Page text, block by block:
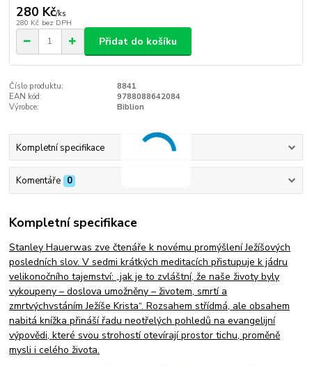
280 Kč/ks
280 Kč bez DPH
Přidat do košíku
Číslo produktu:
8841
EAN kód:
9788088642084
Výrobce:
Biblion
Kompletní specifikace
Komentáře 0
Kompletní specifikace
Stanley Hauerwas zve čtenáře k novému promýšlení Ježíšových
posledních slov. V sedmi krátkých meditacích přistupuje k jádru
velikonočního tajemství: „jak je to zvláštní, že naše životy byly
vykoupeny – doslova umožněny – životem, smrtí a
zmrtvýchvstáním Ježíše Krista“. Rozsahem střídmá, ale obsahem
nabitá knížka přináší řadu neotřelých pohledů na evangelijní
výpovědi, které svou strohostí otevírají prostor tichu, proměně
mysli i celého života.